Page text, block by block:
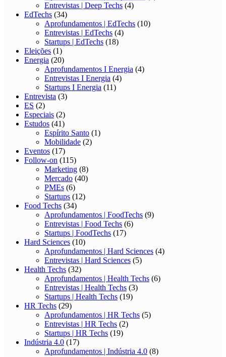
Entrevistas | Deep Techs (4)
EdTechs (34)
Aprofundamentos | EdTechs (10)
Entrevistas | EdTechs (4)
Startups | EdTechs (18)
Eleições (1)
Energia (20)
Aprofundamentos I Energia (4)
Entrevistas I Energia (4)
Startups I Energia (11)
Entrevista (3)
ES (2)
Especiais (2)
Estudos (41)
Espírito Santo (1)
Mobilidade (2)
Eventos (17)
Follow-on (115)
Marketing (8)
Mercado (40)
PMEs (6)
Startups (12)
Food Techs (34)
Aprofundamentos | FoodTechs (9)
Entrevistas | Food Techs (6)
Startups | FoodTechs (17)
Hard Sciences (10)
Aprofundamentos | Hard Sciences (4)
Entrevistas | Hard Sciences (5)
Health Techs (32)
Aprofundamentos | Health Techs (6)
Entrevistas | Health Techs (3)
Startups | Health Techs (19)
HR Techs (29)
Aprofundamentos | HR Techs (5)
Entrevistas | HR Techs (2)
Startups | HR Techs (19)
Indústria 4.0 (17)
Aprofundamentos | Indústria 4.0 (8)